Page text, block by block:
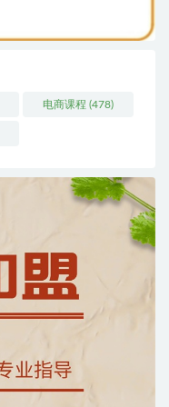
电商课程 (478)